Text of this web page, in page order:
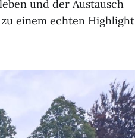
und der Austausch
einem echten Highlight